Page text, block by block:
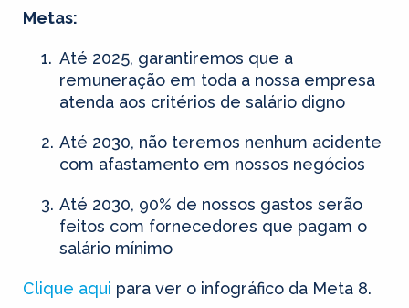
Metas:
Até 2025, garantiremos que a
remuneração em toda a nossa empresa
atenda aos critérios de salário digno
Até 2030, não teremos nenhum acidente
com afastamento em nossos negócios
Até 2030, 90% de nossos gastos serão
feitos com fornecedores que pagam o
salário mínimo
Clique aqui para ver o infográfico da Meta 8.